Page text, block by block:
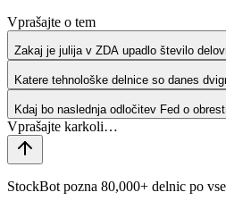
Vprašajte o tem
Zakaj je julija v ZDA upadlo število
Katere tehnološke delnice so danes
Kdaj bo naslednja odločitev Fed o
StockBot pozna 80,000+ delnic po